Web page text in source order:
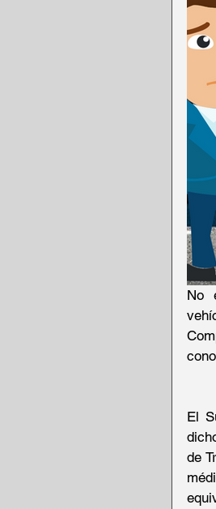
No
El
de